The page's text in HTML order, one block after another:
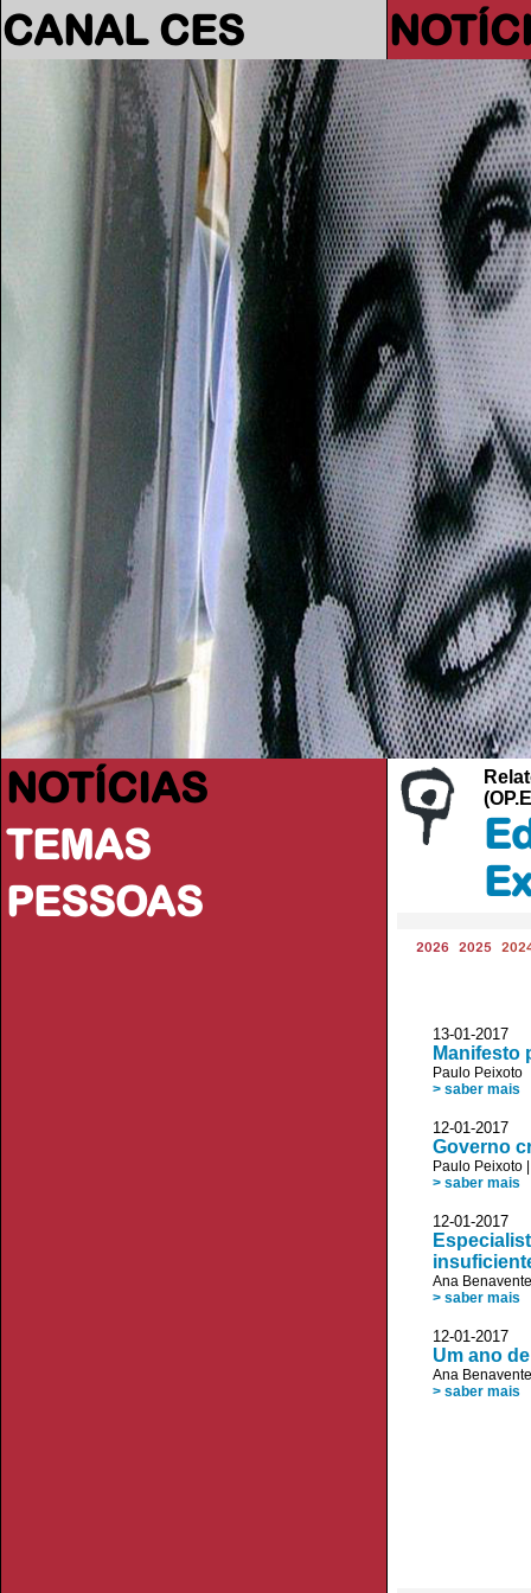
CANAL CES
NOTÍCIAS
TEMAS
PESSOAS
2026 2025
13-01-
Manifesto
Paulo Peixoto
> saber mais
12-01-2017
Governo
Paulo Peixoto
> saber mais
12-01-2017
Ana Benavente
> saber mais
12-01-2017
Um ano
Ana Benavente
> saber mais